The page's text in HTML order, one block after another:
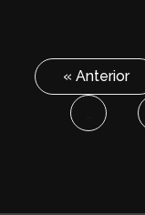
« Anterior